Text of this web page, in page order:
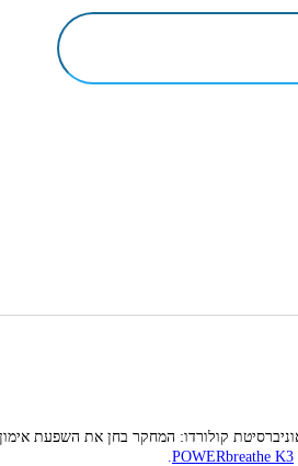
POWERbreathe K3